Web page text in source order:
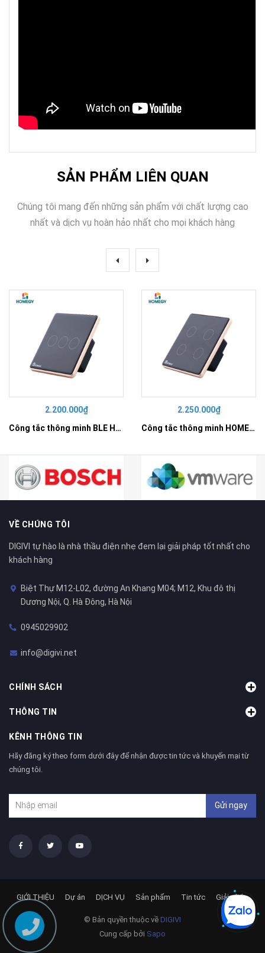
SẢN PHẨM LIÊN QUAN
Chúng tôi mang đến những sản phẩm với chất lượng cao
nhất và dịch vụ hoàn hảo nhất cho mọi khách hàng
2.200.000₫
Công tắc thông minh BLE HOMEGY 3 nút NL kính phẳng
2.250.000₫
Công tắc thông minh HOMEGY BLE 4 nút NL kính phẳng
VỀ CHÚNG TÔI
DIGIVI tự hào là nhà thầu điện nhẹ đem lại giải pháp tốt nhất cho
khách hàng
Biệt Thự M12-L02, đường An Khang M04; M12, Khu đô thị
Dương Nội, Q. Hà Đông, Hà Nội
0945029902
info@digivi.net
CHÍNH SÁCH
THÔNG TIN
KÊNH THÔNG TIN
Hãy đăng ký theo form dưới đây để nhận được tin tức và khuyến mại từ
chúng tôi.
Gửi ngay
© Bản quyền thuộc về DIGIVI
Cung cấp bởi Sapo
GIỚI THIỆU Dự án DỊCH VỤ Sản phẩm Tin tức Giải pháp